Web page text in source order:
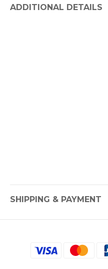
ADDITIONAL DETAILS
SHIPPING & PAYMENT